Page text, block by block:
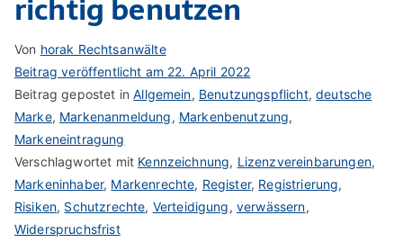
richtig benutzen
Von horak Rechtsanwälte
Beitrag veröffentlicht am 22. April 2022
Beitrag gepostet inAllgemein, Benutzungspflicht,deutsche
Marke, Markenanmeldung, Markenbenutzung,
Markeneintragung
Verschlagwortet mit Kennzeichnung, Lizenzvereinbarungen,
Markeninhaber, Markenrechte, Register, Registrierung,
Risiken, Schutzrechte, Verteidigung, verwässern,
Widerspruchsfrist